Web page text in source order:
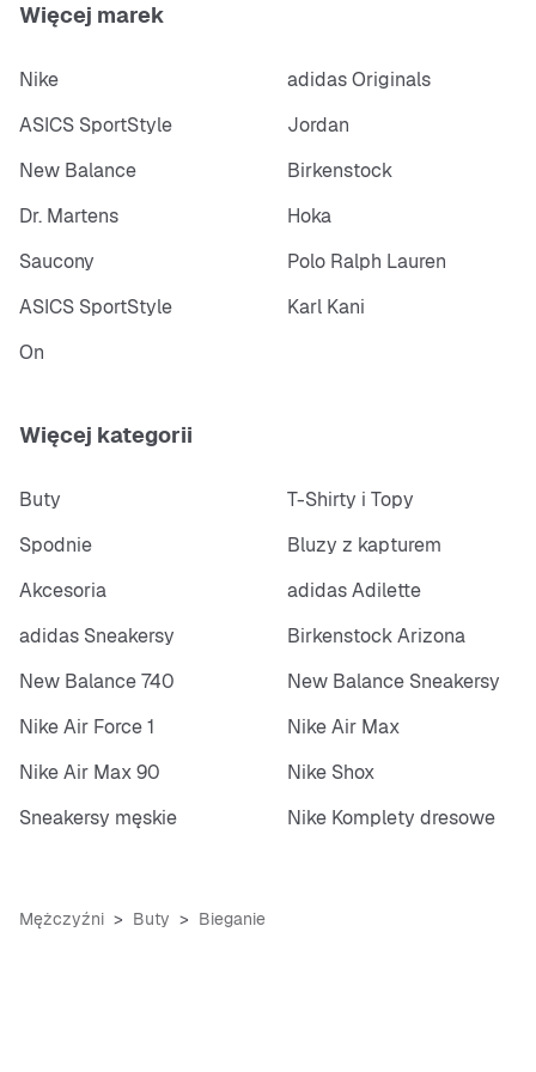
Więcej marek
Nike
adidas Originals
ASICS SportStyle
Jordan
New Balance
Birkenstock
Dr. Martens
Hoka
Saucony
Polo Ralph Lauren
ASICS SportStyle
Karl Kani
On
Więcej kategorii
Buty
T-Shirty i Topy
Spodnie
Bluzy z kapturem
Akcesoria
adidas Adilette
adidas Sneakersy
Birkenstock Arizona
New Balance 740
New Balance Sneakersy
Nike Air Force 1
Nike Air Max
Nike Air Max 90
Nike Shox
Sneakersy męskie
Nike Komplety dresowe
Mężczyźni Buty Bieganie